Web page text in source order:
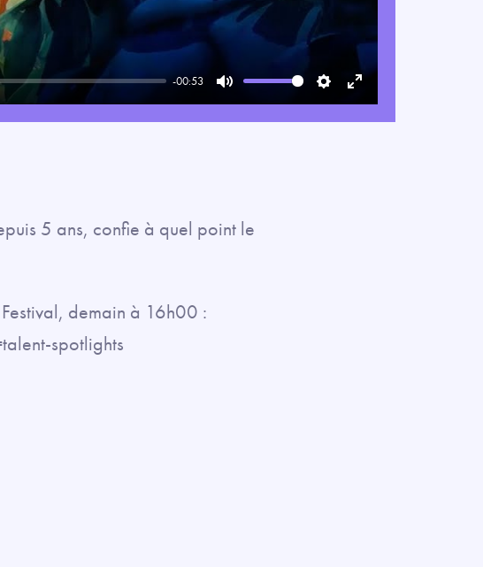
-00:53
Mute SettingsEnter
fullscreen
5 ans, confie à quel point le
demain à 16h00 :
spotlights